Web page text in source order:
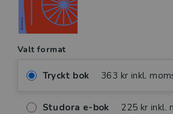
Valt format
Tryckt bok 363 kr inkl.
Studora e-bok 225 kr inkl.